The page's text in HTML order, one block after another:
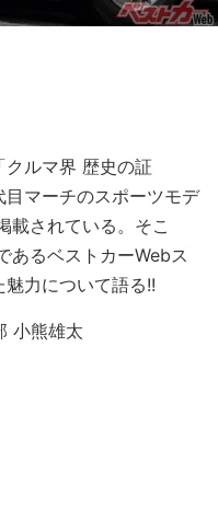
ルマ界 歴史の証
マーチのスポーツモデ
載されている。そこ
あるベストカーWebス
力について語る!!
小熊雄太